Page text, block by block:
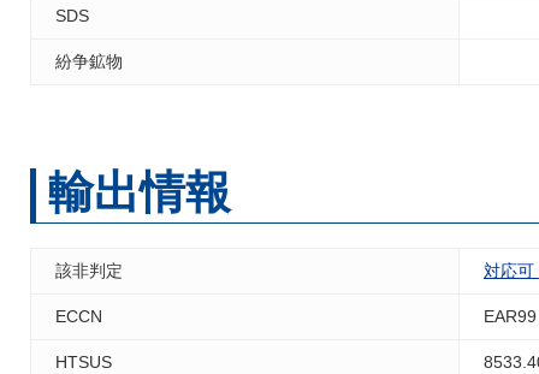
SDS
紛争鉱物
輸出情報
該非判定 対応可
ECCN EAR99
HTSUS